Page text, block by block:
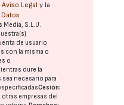
Aviso Legal y la
Media, S.L.U.
de usuario.
con la misma o
o
dure la
necesario para
Cesión:
otras empresas del